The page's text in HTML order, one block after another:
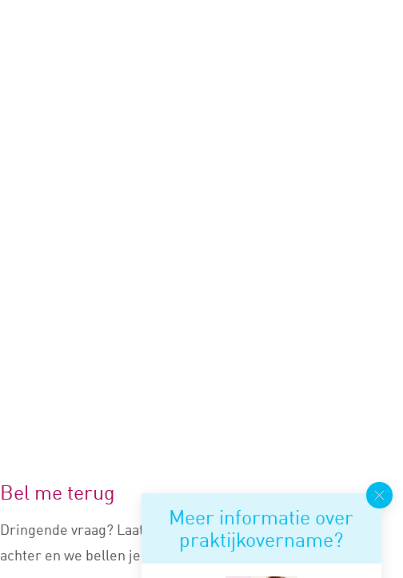
Meer informatie over
praktijkovername?
Bel me terug
Dringende vraag? Laat je nummer
achter en we bellen je snel terug.